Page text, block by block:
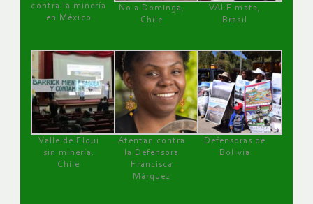
contra la minería
en México
No a Dominga,
Chile
VALE mata,
Brasil
Valle de Elqui
sin minería.
Chile
Atentan contra
la Defensora
Francisca
Márquez
Defensoras de
Bolivia